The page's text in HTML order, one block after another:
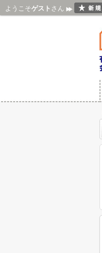
ようこそゲスト さん